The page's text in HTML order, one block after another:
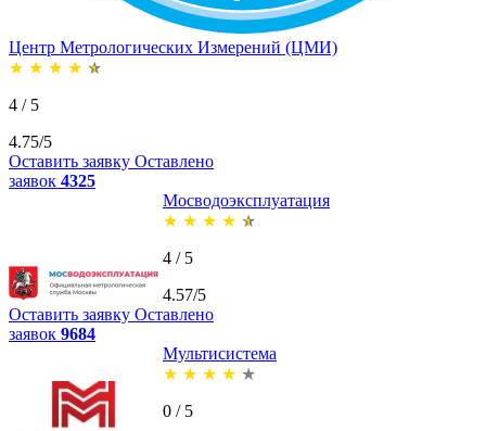
Центр Метрологических Измерений (ЦМИ)
★ ★ ★ ★ ★
4 / 5
4.75/5
Оставить заявку Оставлено
заявок 4325
Мосводоэксплуатация
★ ★ ★ ★ ★
4 / 5
4.57/5
Оставить заявку Оставлено
заявок 9684
Мультисистема
★ ★ ★ ★ ★
0 / 5